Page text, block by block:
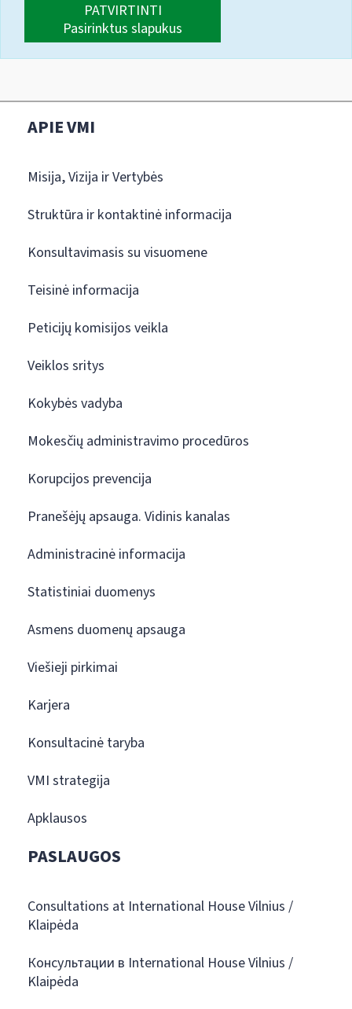
PATVIRTINTI
Pasirinktus slapukus
APIE VMI
Misija, Vizija ir Vertybės
Struktūra ir kontaktinė informacija
Konsultavimasis su visuomene
Teisinė informacija
Peticijų komisijos veikla
Veiklos sritys
Kokybės vadyba
Mokesčių administravimo procedūros
Korupcijos prevencija
Pranešėjų apsauga. Vidinis kanalas
Administracinė informacija
Statistiniai duomenys
Asmens duomenų apsauga
Viešieji pirkimai
Karjera
Konsultacinė taryba
VMI strategija
Apklausos
PASLAUGOS
Consultations at International House Vilnius /
Klaipėda
Консультации в International House Vilnius /
Klaipėda